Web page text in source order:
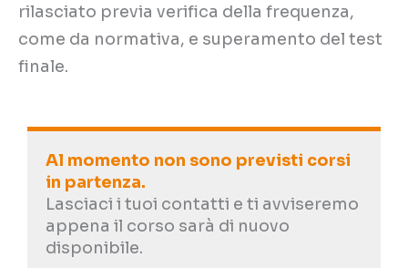
rilasciato previa verifica della frequenza,
come da normativa, e superamento del test
finale.
Al momento non sono previsti corsi
in partenza.
Lasciaci i tuoi contatti e ti avviseremo
appena il corso sarà di nuovo
disponibile.